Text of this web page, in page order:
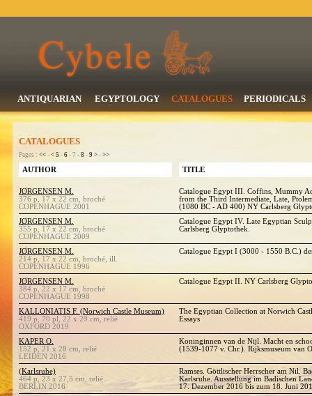
ANTIQUARIAN EGYPTOLOGY CATALOGUES PERIODICALS
CATALOGUES
Pages : << - < 5 - 6 - 7 - 8 - 9 > - >>
AUTHOR TITLE
JØRGENSEN M.
376 p, 17 x 22 cm, broché
COPENHAGUE 2001
Catalogue Egypt III. Coffins, Mummy
from the Third Intermediate, Late,
(1080 BC - AD 400) NY Carlsberg
JØRGENSEN M.
355 p, 17 x 22 cm, broché
COPENHAGUE 2009
Catalogue Egypt IV. Late Egyptian
Carlsberg Glyptothek.
JØRGENSEN M.
214 p, 17 x 22 cm, broché, ill.
COPENHAGUE 1996
Catalogue Egypt I (3000 - 1550 B.C.)
JØRGENSEN M.
384 p, 22 x 17 cm, broché
COPENHAGUE 1998
Catalogue Egypt II. NY Carlsberg
KALLONIATIS F. (Norwich Castle Museum)
419 p, 70 pl, 22 x 29 cm, relié
OXFORD 2019
The Egyptian Collection at Norwich
Essays
KAPER O.
152 p, 21 x 28 cm, relié
LEIDEN 2016
Koninginnen van de Nijl. Macht en
(1539-1077 v. Chr.). Rijksmuseum van
(Karlsruhe)
464 p, 23 x 27,5 cm, relié
BERLIN 2016
Ramses. Göttlischer Herrscher am Nil.
Karlsruhe. Ausstellung im Badischen
17. Dezember 2016 bis zum 18. Juni